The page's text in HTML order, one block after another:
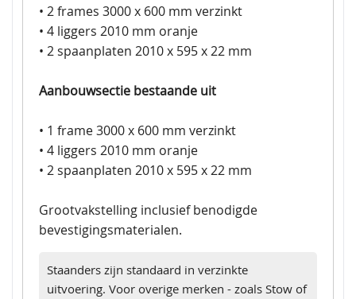
• 2 frames 3000 x 600 mm verzinkt
• 4 liggers 2010 mm oranje
• 2 spaanplaten 2010 x 595 x 22 mm
Aanbouwsectie bestaande uit
• 1 frame 3000 x 600 mm verzinkt
• 4 liggers 2010 mm oranje
• 2 spaanplaten 2010 x 595 x 22 mm
Grootvakstelling inclusief benodigde
bevestigingsmaterialen.
Staanders zijn standaard in verzinkte
uitvoering. Voor overige merken - zoals Stow of